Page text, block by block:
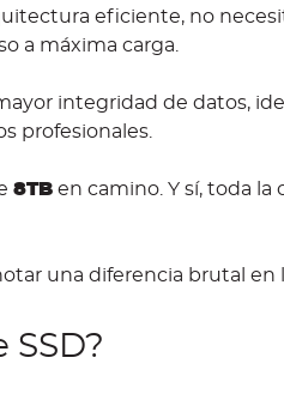
eficiente, no
a máxima carga.
integridad de datos,
profesionales.
8TB en camino. Y sí, toda la
una diferencia brutal en